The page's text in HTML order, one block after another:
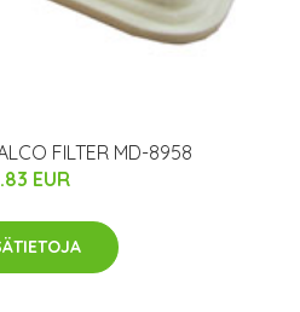
FILTER MD-8958
EUR